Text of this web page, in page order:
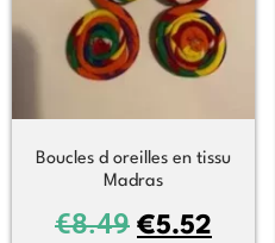
Boucles d oreilles en tissu
Madras
€8.49 €5.52